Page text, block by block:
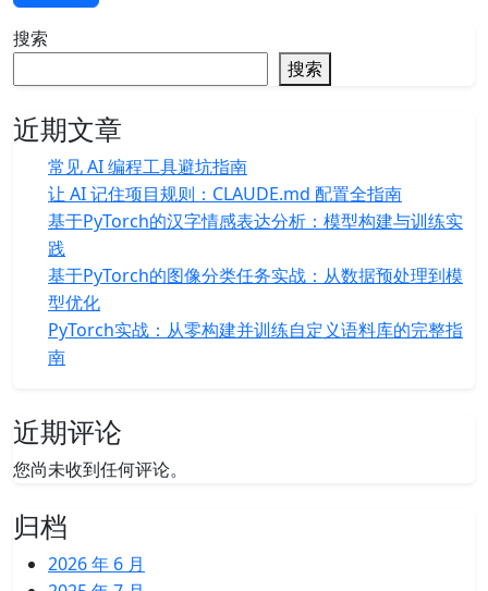
搜索
搜索
近期文章
常见 AI 编程工具避坑指南
让 AI 记住项目规则：CLAUDE.md 配置全指南
基于PyTorch的汉字情感表达分析：模型构建与训练实
践
基于PyTorch的图像分类任务实战：从数据预处理到模
型优化
PyTorch实战：从零构建并训练自定义语料库的完整指
南
近期评论
您尚未收到任何评论。
归档
2026 年 6 月